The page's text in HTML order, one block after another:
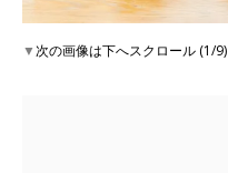
▼次の画像は下へスクロール (1/9)